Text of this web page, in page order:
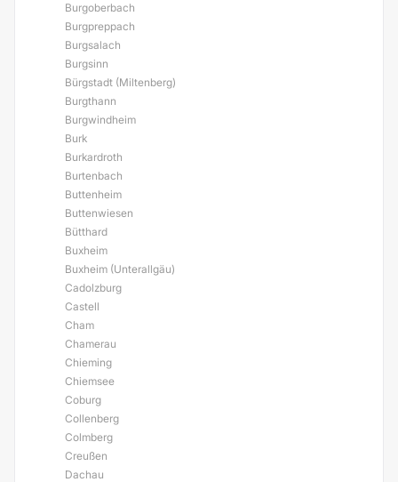
Burgoberbach
Burgpreppach
Burgsalach
Burgsinn
Bürgstadt (Miltenberg)
Burgthann
Burgwindheim
Burk
Burkardroth
Burtenbach
Buttenheim
Buttenwiesen
Bütthard
Buxheim
Buxheim (Unterallgäu)
Cadolzburg
Castell
Cham
Chamerau
Chieming
Chiemsee
Coburg
Collenberg
Colmberg
Creußen
Dachau